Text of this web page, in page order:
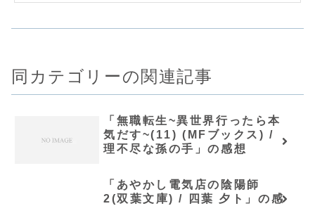
同カテゴリーの関連記事
「無職転生~異世界行ったら本
気だす~(11) (MFブックス) /
理不尽な孫の手」の感想
「あやかし電気店の陰陽師
2(双葉文庫) / 四葉 夕ト」の感